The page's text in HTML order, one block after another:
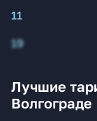
11
19
Лучшие
Волгограде